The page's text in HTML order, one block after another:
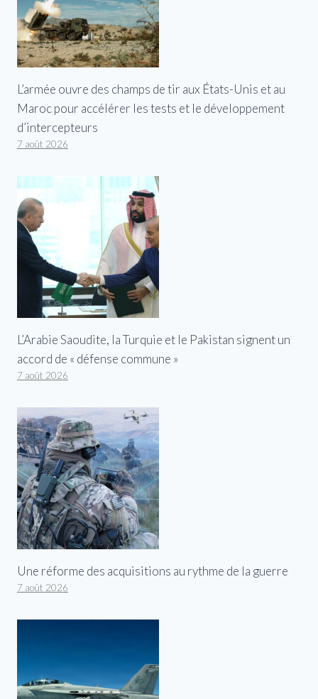
L’armée ouvre des champs de tir aux États-Unis et au
Maroc pour accélérer les tests et le développement
d’intercepteurs
7 août 2026
L’Arabie Saoudite, la Turquie et le Pakistan signent un
accord de « défense commune »
7 août 2026
Une réforme des acquisitions au rythme de la guerre
7 août 2026